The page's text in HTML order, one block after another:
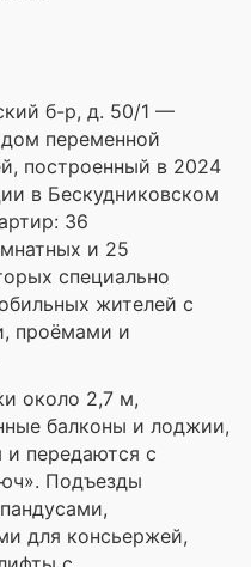
б-р, д. 50/1 —
переменной
построенный в 2024
в Бескудниковском
36
и 25
специально
жителей с
проёмами и
около 2,7 м,
балконы и лоджии,
передаются с
Подъезды
для консьержей,